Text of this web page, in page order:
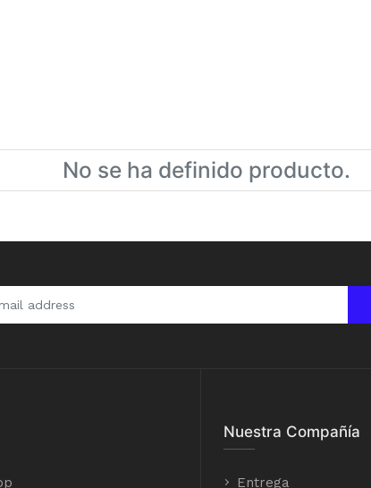
No se ha definido producto.
Nuestra Compañía
Entrega